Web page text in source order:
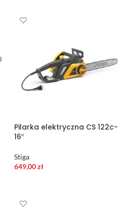
Pilarka elektryczna CS 122c-
16″
Stiga
649,00zł